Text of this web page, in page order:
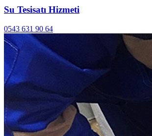
Su Tesisatı Hizmeti
0543 631 90 64